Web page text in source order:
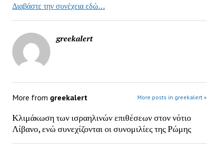
Διαβάστε την συνέχεια εδώ…
greekalert
More from greekalert More posts in greekalert »
Κλιμάκωση των ισραηλινών επιθέσεων στον νότιο
Λίβανο, ενώ συνεχίζονται οι συνομιλίες της Ρώμης